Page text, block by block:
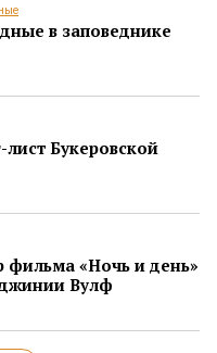
в заповеднике
Букеровской
фильма «Ночь и день»
Вулф